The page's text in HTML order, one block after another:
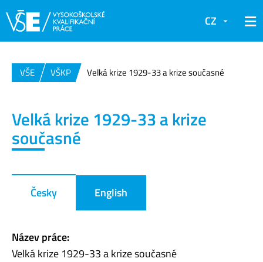
CZ
VŠE VŠKP Velká krize 1929-33 a krize současné
Velká krize 1929-33 a krize
současné
Česky English
Název práce:
Velká krize 1929-33 a krize současné